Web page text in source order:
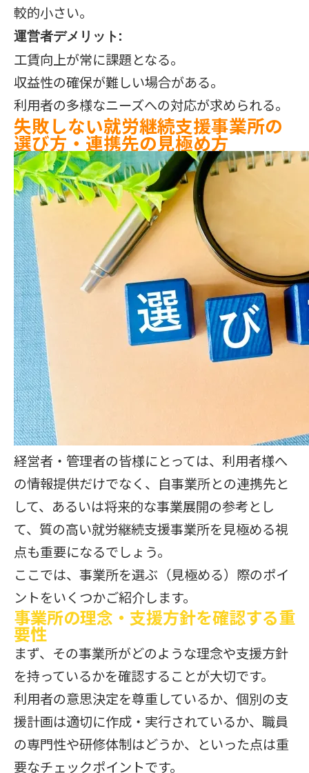
較的小さい。
運営者デメリット:
工賃向上が常に課題となる。
収益性の確保が難しい場合がある。
利用者の多様なニーズへの対応が求められる。
失敗しない就労継続支援事業所の
選び方・連携先の見極め方
経営者・管理者の皆様にとっては、利用者様へ
の情報提供だけでなく、自事業所との連携先と
して、あるいは将来的な事業展開の参考とし
て、質の高い就労継続支援事業所を見極める視
点も重要になるでしょう。
ここでは、事業所を選ぶ（見極める）際のポイ
ントをいくつかご紹介します。
事業所の理念・支援方針を確認する重
要性
まず、その事業所がどのような理念や支援方針
を持っているかを確認することが大切です。
利用者の意思決定を尊重しているか、個別の支
援計画は適切に作成・実行されているか、職員
の専門性や研修体制はどうか、といった点は重
要なチェックポイントです。